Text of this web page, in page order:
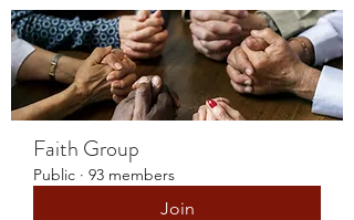
Faith Group
Public · 93 members
Join